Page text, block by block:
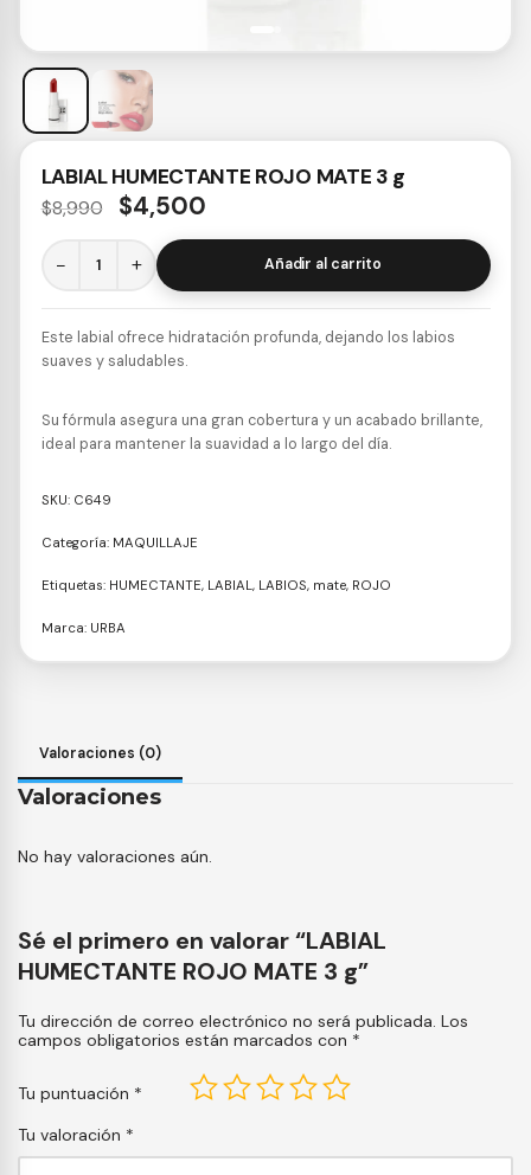
LABIAL HUMECTANTE ROJO MATE 3 g
$8,990 $4,500
− + Añadir al carrito
Este labial ofrece hidratación profunda, dejando los labios
suaves y saludables.
Su fórmula asegura una gran cobertura y un acabado brillante,
ideal para mantener la suavidad a lo largo del día.
SKU: C649
Categoría: MAQUILLAJE
Etiquetas: HUMECTANTE, LABIAL, LABIOS, mate, ROJO
Marca: URBA
Valoraciones (0)
Valoraciones
No hay valoraciones aún.
Sé el primero en valorar “LABIAL
HUMECTANTE ROJO MATE 3 g”
Tu dirección de correo electrónico no será publicada. Los
campos obligatorios están marcados con *
Tu puntuación *
Tu valoración *